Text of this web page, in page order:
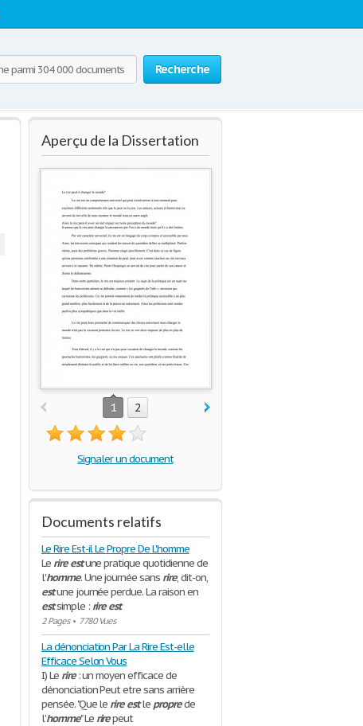
Recherche
Aperçu de la Dissertation
1 2
Signaler un document
Documents relatifs
Le Rire Est-il Le Propre De L'homme
Le rire estune pratique quotidienne de
l'homme. Une journée sans rire, dit-on,
estune journée perdue. La raison en
estsimple : rire est
2 Pages• 7780 Vues
La dénonciation Par La Rire Est-elle
Efficace Selon Vous
I) Le rire: un moyen efficace de
dénonciation Peut etre sans arrière
pensée. "Que le rire estle proprede
l'homme" Le rirepeut